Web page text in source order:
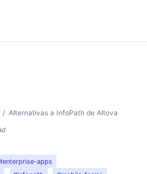
Alternativas a InfoPath de Altova
apps